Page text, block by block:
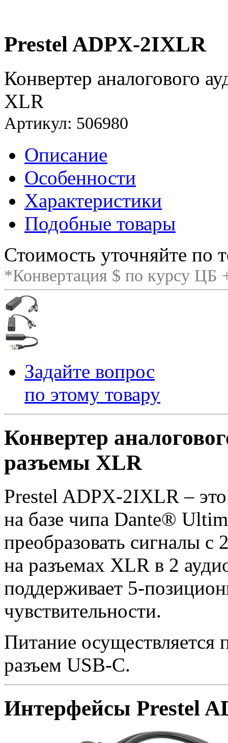
Prestel ADPX-2IXLR
Конвертер аналогового
XLR
Артикул: 506980
Описание
Особенности
Характеристики
Подобные товары
Стоимость уточняйте по
*Конвертация $ по курсу ЦБ
Задайте вопрос
по этому товару
Конвертер
разъемы XLR
Prestel ADPX-2IXLR –
на базе чипа Dante®
преобразовать сигналы с
на разъемах XLR в 2
поддерживает 5-
чувствительности.
Питание осуществляется
разъем USB-C.
Интерфейсы Prestel